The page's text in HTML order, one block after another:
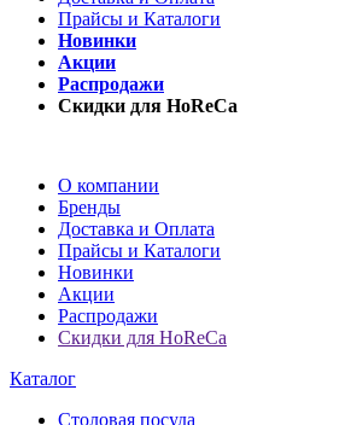
Прайсы и Каталоги
Новинки
Акции
Распродажи
Скидки для HoReCa
О компании
Бренды
Доставка и Оплата
Прайсы и Каталоги
Новинки
Акции
Распродажи
Скидки для HoReCa
Каталог
Столовая посуда